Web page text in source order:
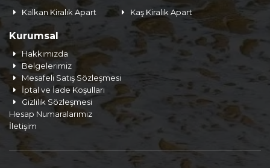
Kalkan Kiralık Apart Kaş Kiralık Apart
Kurumsal
Hakkımızda
Belgelerimiz
Mesafeli Satış Sözleşmesi
İptal ve İade Koşulları
Gizlilik Sözleşmesi
Hesap Numaralarımız
İletişim